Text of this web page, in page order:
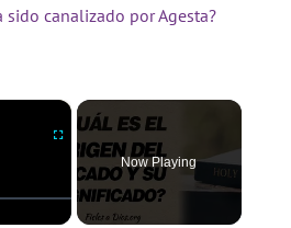
sido canalizado por Agesta?
×
Now Playing